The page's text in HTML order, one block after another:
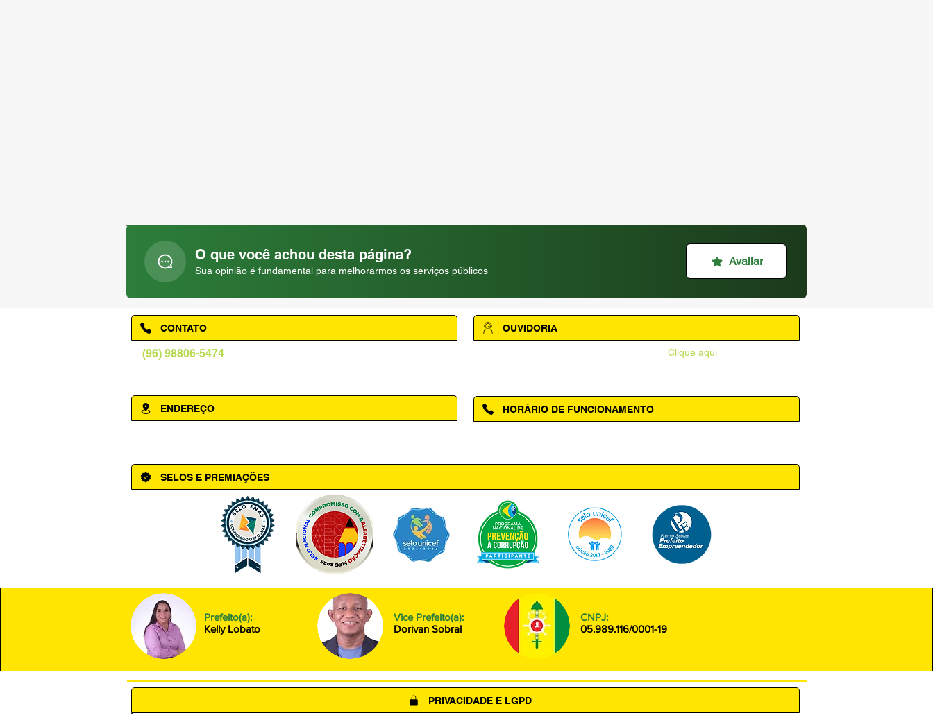
O que você achou desta página?
Sua opinião é fundamental para melhorarmos os serviços públicos
Avaliar
(96) 98806-5474
CONTATO
ENDEREÇO
Clique aqui
OUVIDORIA
HORÁRIO DE FUNCIONAMENTO
SELOS E PREMIAÇÕES
Prefeito(a):
Kelly Lobato
Vice Prefeito(a):
Dorivan Sobral
CNPJ:
05.989.116/0001-19
PRIVACIDADE E LGPD